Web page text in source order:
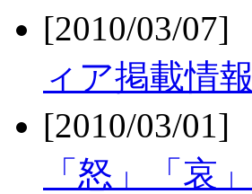
[2010/03/07]
ィア掲載情
[2010/03/01]
「怒」「哀